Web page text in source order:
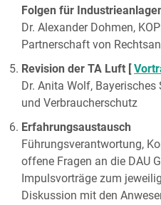
Folgen für
Dr. Alexander Dohmen,
Partnerschaft von
Revision der TA Luft [
Dr. Anita Wolf,
und Verbraucherschutz
Erfahrungsaustausch
Führungsverantwortung,
offene Fragen an die DAU
Impulsvorträge zum
Diskussion mit den